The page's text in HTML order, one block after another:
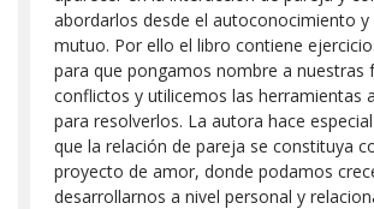
abordarlos desde el autoconocimiento y
mutuo. Por ello el libro contiene
para que pongamos nombre a nuestras
conflictos y utilicemos las herramientas
para resolverlos. La autora hace
que la relación de pareja se constituya
proyecto de amor, donde podamos
desarrollarnos a nivel personal y